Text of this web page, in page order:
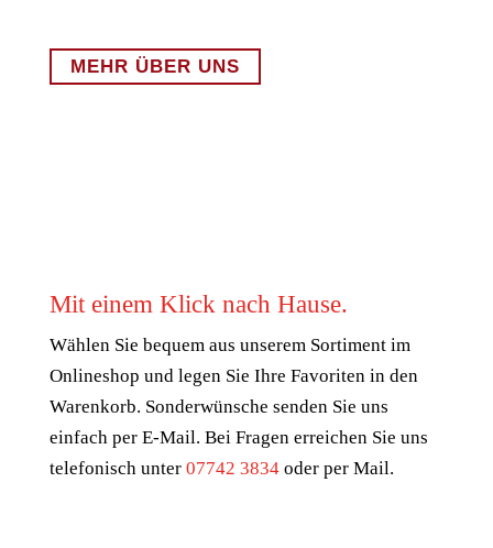
MEHR ÜBER UNS
Mit einem Klick nach Hause.
Wählen Sie bequem aus unserem Sortiment im
Onlineshop und legen Sie Ihre Favoriten in den
Warenkorb. Sonderwünsche senden Sie uns
einfach per E-Mail. Bei Fragen erreichen Sie uns
telefonisch unter 07742 3834oder per Mail.